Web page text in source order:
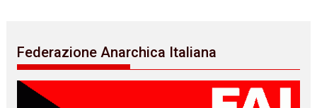
Federazione Anarchica Italiana